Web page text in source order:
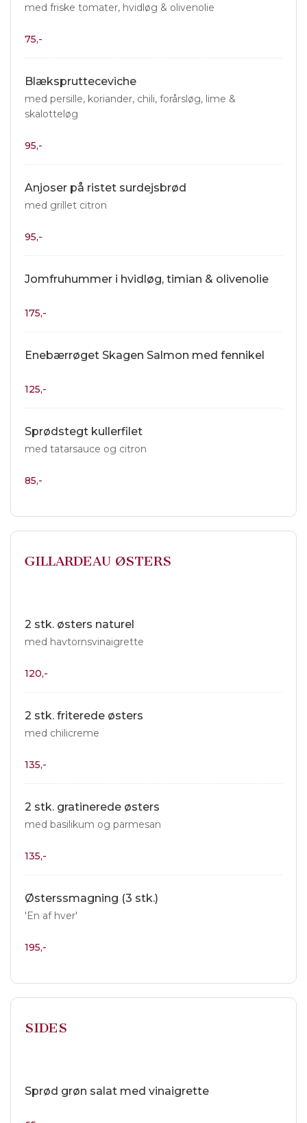
med friske tomater, hvidløg & olivenolie
75,-
Blæksprutteceviche
med persille, koriander, chili, forårsløg, lime &
skalotteløg
95,-
Anjoser på ristet surdejsbrød
med grillet citron
95,-
Jomfruhummer i hvidløg, timian & olivenolie
175,-
Enebærrøget Skagen Salmon med fennikel
125,-
Sprødstegt kullerfilet
med tatarsauce og citron
85,-
GILLARDEAU ØSTERS
2 stk. østers naturel
med havtornsvinaigrette
120,-
2 stk. friterede østers
med chilicreme
135,-
2 stk. gratinerede østers
med basilikum og parmesan
135,-
Østerssmagning (3 stk.)
'En af hver'
195,-
SIDES
Sprød grøn salat med vinaigrette